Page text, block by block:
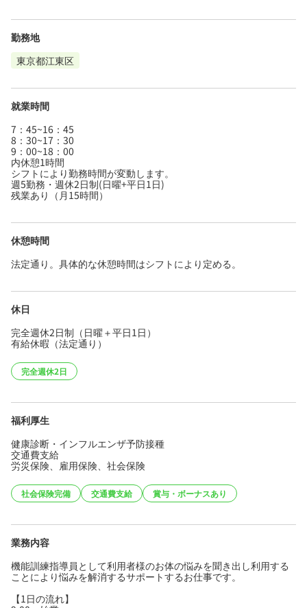
勤務地
東京都江東区
就業時間
7：45~16：45
8：30~17：30
9：00~18：00
内休憩1時間
シフトにより勤務時間が変動します。
週5勤務・週休2日制(日曜+平日1日)
残業あり（月15時間）
休憩時間
法定通り。具体的な休憩時間はシフトにより定める。
休日
完全週休2日制（日曜＋平日1日）
有給休暇（法定通り）
完全週休2日
福利厚生
健康診断・インフルエンザ予防接種
交通費支給
労災保険、雇用保険、社会保険
社会保険完備 交通費支給 賞与・ボーナスあり
業務内容
機能訓練指導員として利用者様のお体の悩みを聞き出し利用する
ことにより悩みを解消するサポートするお仕事です。
【1日の流れ】